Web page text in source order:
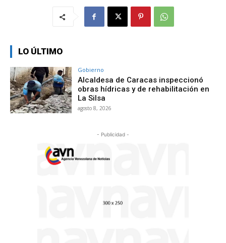
LO ÚLTIMO
Gobierno
Alcaldesa de Caracas inspeccionó
obras hídricas y de rehabilitación en
La Silsa
agosto 8, 2026
- Publicidad -